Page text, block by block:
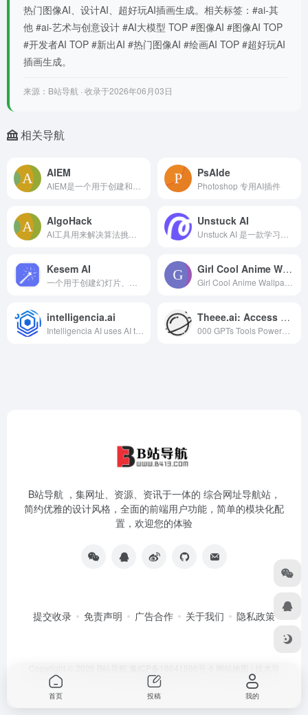
热门图像AI、设计AI、超好玩AI插画生成。相关标签：#ai-其
他 #ai-艺术与创意设计 #AI大模型 TOP #图像AI #图像AI TOP
#开发者AI TOP #新出AI #热门图像AI #绘画AI TOP #超好玩AI
插画生成。
来源：B站导航 · 收录于2026年06月03日
相关导航
AIEM PsAIde
Photoshop 专用AI插件
AlgoHack Unstuck AI
Kesem AI Girl Cool Anime Wallpaper
intelligencia.ai Theee.ai: Access Over 50,000 GPTs Tools Powered by GPT4o for Free
B站导航 ，集网址、资源、资讯于一体的 综合网址导航站，
简约优雅的设计风格，全面的前端用户功能，简单的模块化配
置，欢迎您的体验
提交收录 免责声明 广告合作 关于我们 隐私政策
航
首页 投稿 我的